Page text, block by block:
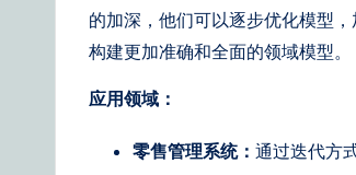
的加深，他们可以逐步优化模型
构建更加准确和全面的领域模型。
应用领域：
零售管理系统： 通过迭代方